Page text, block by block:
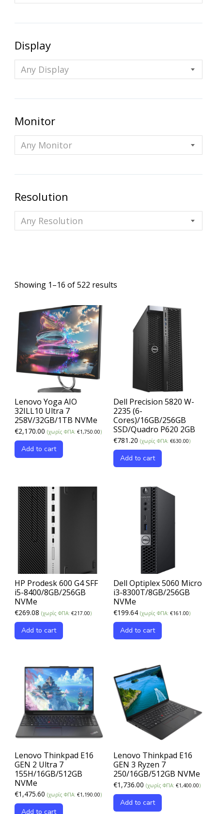
Display
Any Display
Monitor
Any Monitor
Resolution
Any Resolution
Showing 1–16 of 522 results
Lenovo Yoga AIO
32ILL10 Ultra 7
258V/32GB/1TB NVMe
€2,170.00 (χωρίς ΦΠΑ: €1,750.00)
Add to cart
Dell Precision 5820 W-
2235 (6-
Cores)/16GB/256GB
SSD/Quadro P620 2GB
€781.20 (χωρίς ΦΠΑ: €630.00)
Add to cart
HP Prodesk 600 G4 SFF
i5-8400/8GB/256GB
NVMe
€269.08 (χωρίς ΦΠΑ: €217.00)
Add to cart
Dell Optiplex 5060 Micro
i3-8300T/8GB/256GB
NVMe
€199.64 (χωρίς ΦΠΑ: €161.00)
Add to cart
Lenovo Thinkpad E16
GEN 2 Ultra 7
155H/16GB/512GB
NVMe
€1,475.60 (χωρίς ΦΠΑ: €1,190.00)
Add to cart
Lenovo Thinkpad E16
GEN 3 Ryzen 7
250/16GB/512GB NVMe
€1,736.00 (χωρίς ΦΠΑ: €1,400.00)
Add to cart